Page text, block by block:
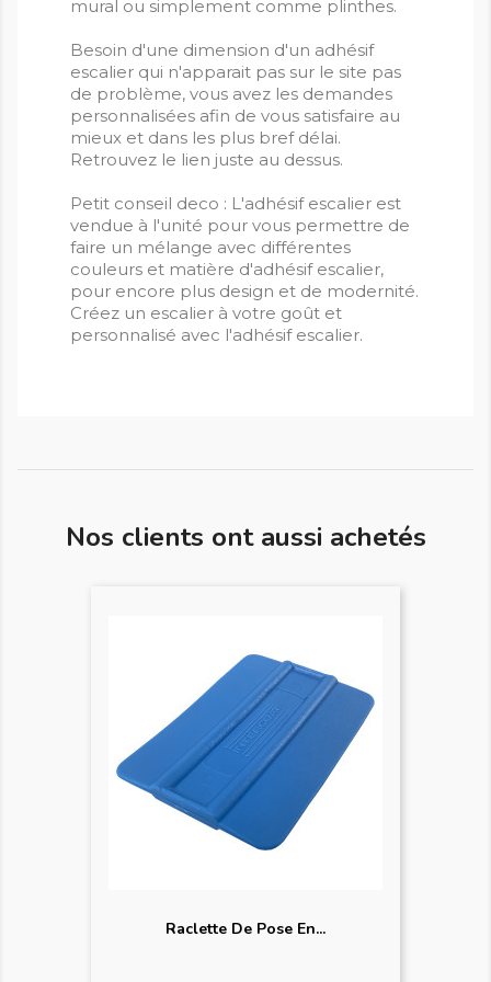
mural ou simplement comme plinthes.
Besoin d'une dimension d'un adhésif
escalier qui n'apparait pas sur le site pas
de problème, vous avez les demandes
personnalisées afin de vous satisfaire au
mieux et dans les plus bref délai.
Retrouvez le lien juste au dessus.
Petit conseil deco : L'adhésif escalier est
vendue à l'unité pour vous permettre de
faire un mélange avec différentes
couleurs et matière d'adhésif escalier,
pour encore plus design et de modernité.
Créez un escalier à votre goût et
personnalisé avec l'adhésif escalier.
Nos clients ont aussi achetés
Raclette De Pose En...